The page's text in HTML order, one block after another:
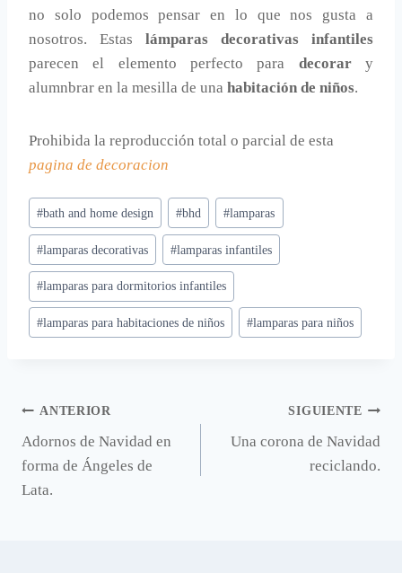
no solo podemos pensar en lo que nos gusta a
nosotros. Estas lámparas decorativas infantiles
parecen el elemento perfecto para decorary
alumnbrar en la mesilla de una habitación de niños.
Prohibida la reproducción total o parcial de esta
pagina de decoracion
Etiquetas
de
la
entrada:
#bath and home design #bhd #lamparas
#lamparas decorativas #lamparas infantiles
#lamparas para dormitorios infantiles
#lamparas para habitaciones de niños #lamparas para niños
Navegación
de
entradas
ANTERIOR
Adornos de Navidad en
forma de Ángeles de
Lata.
SIGUIENTE
Una corona de Navidad
reciclando.